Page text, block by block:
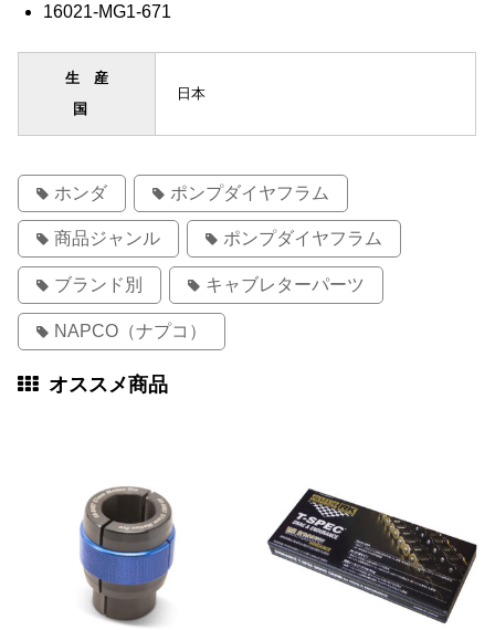
16021-MG1-671
生産
国
日本
ホンダ ポンプダイヤフラム
商品ジャンル ポンプダイヤフラム
ブランド別 キャブレターパーツ
NAPCO（ナプコ）
オススメ商品